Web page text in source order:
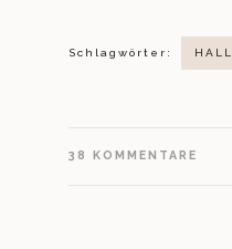
Schlagwörter:
38 KOMMENTARE